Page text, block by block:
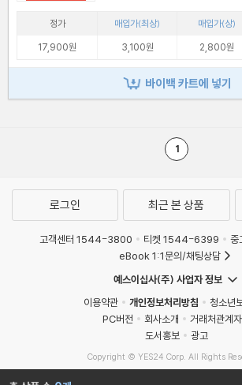
정가 매입가(최상) 매입가(상)
17,900원
3,100원 2,800원
바이백 카트에 넣기
1
로그인 최근 본 상품
고객센터 1544-3800 티켓 1544-6399
eBook 1:1문의/채팅상담
예스이십사(주) 사업자 정보
이용약관
개인정보처리방침
청소년
PC버전
회사소개
거래처관계
도서홍보
광고
Copyright © YES24 Corp. All Rights
MATOM16